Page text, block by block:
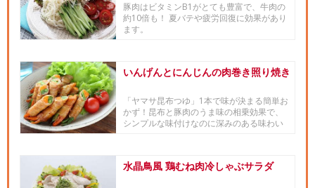
豚肉はビタミンB1がとても豊富で、牛肉の
約10倍も！ 夏バテや疲労回復に効果があり
ます。
いんげんとにんじんの肉巻き照り焼き
「ヤマサ昆布つゆ」1本で味が決まる簡単お
かず！昆布と豚肉のうま味の相乗効果で、
シンプルな味付けなのに深みのある味わい
水晶鳥風 鶏むね肉冷しゃぶサラダ